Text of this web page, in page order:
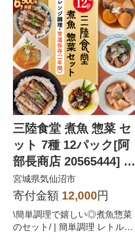
三陸食堂 煮魚 惣菜 セ
ット 7種 12パック[阿
部長商店 20565444] さ
ば さんま かつお
宮城県気仙沼市
寄付金額 12,000円
\簡単調理で嬉しい◎煮魚惣菜
のセット/ | 簡単調理 レトルト